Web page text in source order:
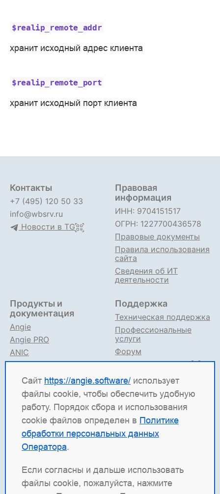
$realip_remote_addr
хранит исходный адрес клиента
$realip_remote_port
хранит исходный порт клиента
Сайт https://angie.software/ использует
файлы cookie, чтобы обеспечить удобную
работу. Порядок сбора и использования
cookie файлов определен в Политике
обработки персональных данных
Оператора.
Если согласны и дальше использовать
файлы cookie, пожалуйста, нажмите
Контакты
+7 (495) 120 50 33
info@wbsrv.ru
Новости в TG
Правовая
информация
ИНН: 9704151517
ОГРН: 1227700436578
Правовые документы
Правила использования
сайта
Сведения об ИТ
деятельности
Продукты и
документация
Angie
Angie PRO
ANIC
Angie ADC
Документация
Поддержка
Техническая поддержка
Профессиональные
услуги
Форум
Поддержка в TG
Angie Software(ООО "Веб-Сервер") — российская
ИТ-компания, которая развивает решения для
высоконагруженных систем. Среди наших
продуктов: система балансировки
(контроллер доставки приложений), веб-сервер
Angie PROиAngie Ingress Controller(ANIC) —
решение для управления трафиком